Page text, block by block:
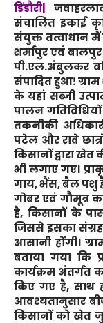
डिंडौरी|
संचालित इकाई
संयुक्त तत्वाधान
शर्मापुर एवं
पी.एल.अंबुलकर
संपादित हुआ!
के यहां सब्जी
पालन
तकनीकी
पटेल और रावे
किसानों द्वारा
भी लगाए गए।
गाय, भैंस, बैल पशु
गोबर एवं गौमूत्र
है, किसानों के
जिससे इसका
आसानी होंगी।
बताया गया कि
कार्यक्रम अंतर्गत
किए गए है, साथ
आवश्यतानुसार
किसानों को खेत